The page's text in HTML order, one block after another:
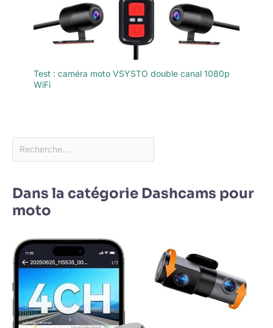
Test : caméra moto VSYSTO double canal 1080p
WiFi
Dans la catégorie Dashcams pour
moto